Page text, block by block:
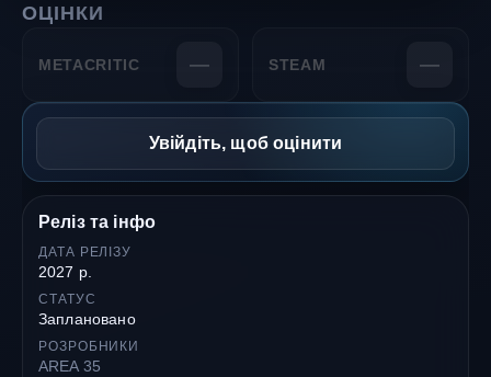
ОЦІНКИ
METACRITIC — STEAM —
Увійдіть, щоб оцінити
Реліз та інфо
ДАТА РЕЛІЗУ
2027 р.
СТАТУС
Заплановано
РОЗРОБНИКИ
AREA 35